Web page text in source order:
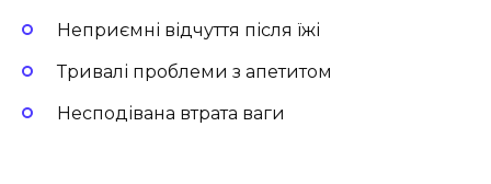
Неприємні відчуття після їжі
Тривалі проблеми з апетитом
Несподівана втрата ваги